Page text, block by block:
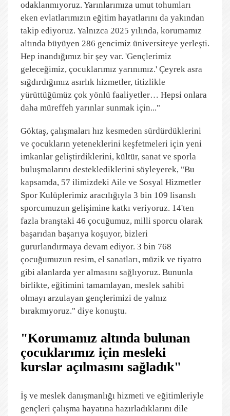
odaklanmıyoruz. Yarınlarımıza umut tohumları
eken evlatlarımızın eğitim hayatlarını da yakından
takip ediyoruz. Yalnızca 2025 yılında, korumamız
altında büyüyen 286 gencimiz üniversiteye yerleşti.
Hep inandığımız bir şey var. 'Gençlerimiz
geleceğimiz, çocuklarımız yarınımız.' Çeyrek asra
sığdırdığımız asırlık hizmetler, titizlikle
yürüttüğümüz çok yönlü faaliyetler… Hepsi onlara
daha müreffeh yarınlar sunmak için..."
Göktaş, çalışmaları hız kesmeden sürdürdüklerini
ve çocukların yeteneklerini keşfetmeleri için yeni
imkanlar geliştirdiklerini, kültür, sanat ve sporla
buluşmalarını desteklediklerini söyleyerek, "Bu
kapsamda, 57 ilimizdeki Aile ve Sosyal Hizmetler
Spor Kulüplerimiz aracılığıyla 3 bin 109 lisanslı
sporcumuzun gelişimine katkı veriyoruz. 14'ten
fazla branştaki 46 çocuğumuz, milli sporcu olarak
başarıdan başarıya koşuyor, bizleri
gururlandırmaya devam ediyor. 3 bin 768
çocuğumuzun resim, el sanatları, müzik ve tiyatro
gibi alanlarda yer almasını sağlıyoruz. Bununla
birlikte, eğitimini tamamlayan, meslek sahibi
olmayı arzulayan gençlerimizi de yalnız
bırakmıyoruz." diye konuştu.
"Korumamız altında bulunan
çocuklarımız için mesleki
kurslar açılmasını sağladık"
İş ve meslek danışmanlığı hizmeti ve eğitimleriyle
gençleri çalışma hayatına hazırladıklarını dile